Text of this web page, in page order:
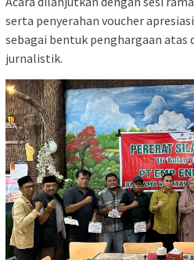
serta penyerahan voucher
sebagai bentuk penghargaan atas
jurnalistik.